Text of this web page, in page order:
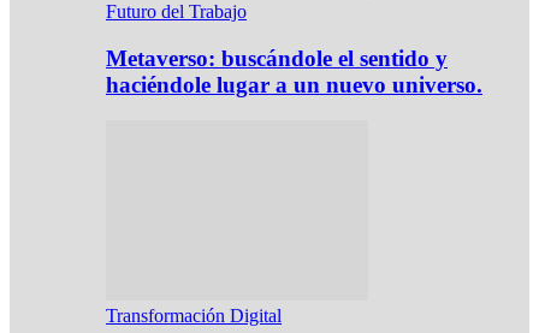
Futuro del Trabajo
Metaverso: buscándole el sentido y
haciéndole lugar a un nuevo universo.
Transformación Digital